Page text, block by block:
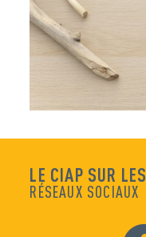
LE CIAP SUR LES
RÉSEAUX SOCIAUX